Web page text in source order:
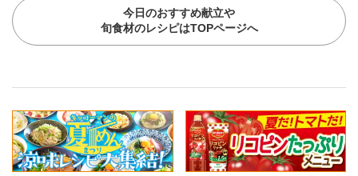
今日のおすすめ献立や
旬食材のレシピはTOPページへ